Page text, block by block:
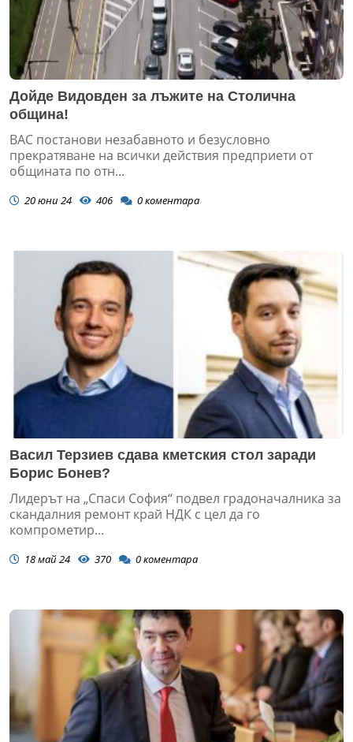
Дойде Видовден за лъжите на Столична
община!
ВАС постанови незабавното и безусловно
прекратяване на всички действия предприети от
общината по отн...
20 юни 24 406 0коментара
Васил Терзиев сдава кметския стол заради
Борис Бонев?
Лидерът на „Спаси София“ подвел градоначалника за
скандалния ремонт край НДК с цел да го
компрометир...
18 май 24 370 0коментара